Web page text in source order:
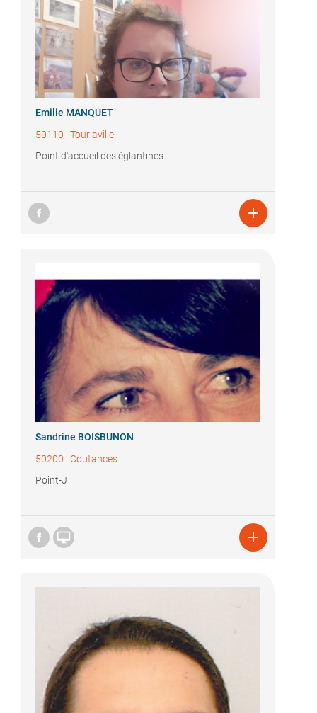
Emilie MANQUET
50110 | Tourlaville
Point d'accueil des églantines

Sandrine BOISBUNON
50200 | Coutances
Point-J
 